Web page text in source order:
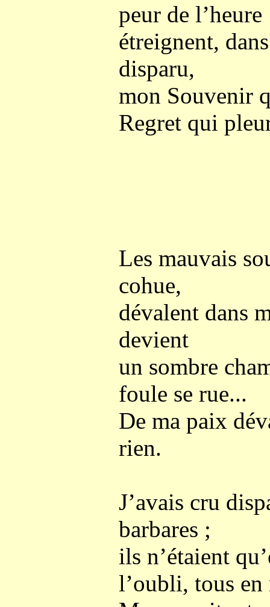
peur de l’heure
étreignent,
disparu,
mon Souvenir
Regret qui
Les mauvais
cohue,
dévalent dans
devient
un sombre
foule se rue...
De ma paix
rien.
J’avais cru
barbares ;
ils n’étaient
l’oubli, tous